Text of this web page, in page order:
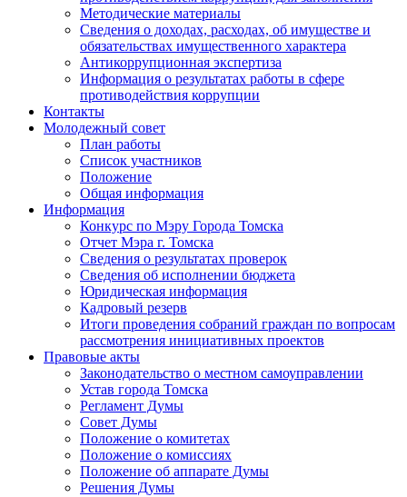
Методические материалы
Сведения о доходах, расходах, об имуществе и
обязательствах имущественного характера
Антикоррупционная экспертиза
Информация о результатах работы в сфере
противодействия коррупции
Контакты
Молодежный совет
План работы
Список участников
Положение
Общая информация
Информация
Конкурс по Мэру Города Томска
Отчет Мэра г. Томска
Сведения о результатах проверок
Сведения об исполнении бюджета
Юридическая информация
Кадровый резерв
Итоги проведения собраний граждан по вопросам
рассмотрения инициативных проектов
Правовые акты
Законодательство о местном самоуправлении
Устав города Томска
Регламент Думы
Совет Думы
Положение о комитетах
Положение о комиссиях
Положение об аппарате Думы
Решения Думы